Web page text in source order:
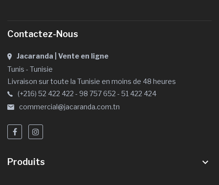
Contactez-Nous
Jacaranda | Vente en ligne
Tunis - Tunisie
Livraison sur toute la Tunisie en moins de 48 heures
(+216) 52 422 422 - 98 757 652 - 51 422 424
commercial@jacaranda.com.tn
Produits keyboard_arrow_down